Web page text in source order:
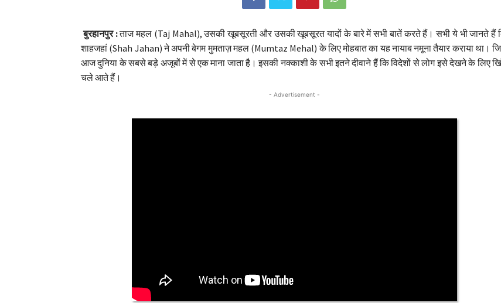
बुरहानपुर :ताज महल (Taj Mahal), उसकी खूबसूरती और उसकी खूबसूरत यादों के बारे में सभी बातें करते हैं। सभी ये भी जानते हैं
शाहजहां (Shah Jahan) ने अपनी बेगम मुमताज़ महल (Mumtaz Mehal) के लिए मोहबात का यह नायाब नमूना तैयार कराया था।
आज दुनिया के सबसे बड़े अजूबों में से एक माना जाता है। इसकी नक्काशी के सभी इतने दीवाने हैं कि विदेशों से लोग इसे देखने के लिए
चले आते हैं।
- Advertisement -